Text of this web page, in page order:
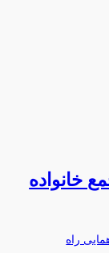
خانواده
راه